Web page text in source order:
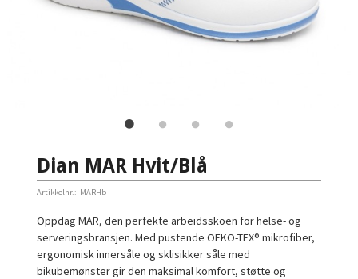
Dian MAR Hvit/Blå
Artikkelnr.: MARHb
Oppdag MAR, den perfekte arbeidsskoen for helse- og
serveringsbransjen. Med pustende OEKO-TEX® mikrofiber,
ergonomisk innersåle og sklisikker såle med
bikubemønster gir den maksimal komfort, støtte og